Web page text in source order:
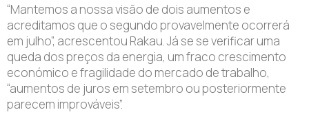
“Mantemos a nossa visão de dois aumentos e
acreditamos que o segundo provavelmente ocorrerá
em julho”, acrescentou Rakau. Já se se verificar uma
queda dos preços da energia, um fraco crescimento
económico e fragilidade do mercado de trabalho,
“aumentos de juros em setembro ou posteriormente
parecem improváveis”.